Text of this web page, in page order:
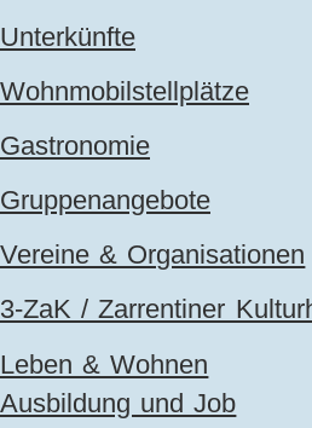
Unterkünfte
Wohnmobilstellplätze
Gastronomie
Gruppenangebote
Vereine & Organisationen
3-ZaK / Zarrentiner
Leben & Wohnen
Ausbildung und Job